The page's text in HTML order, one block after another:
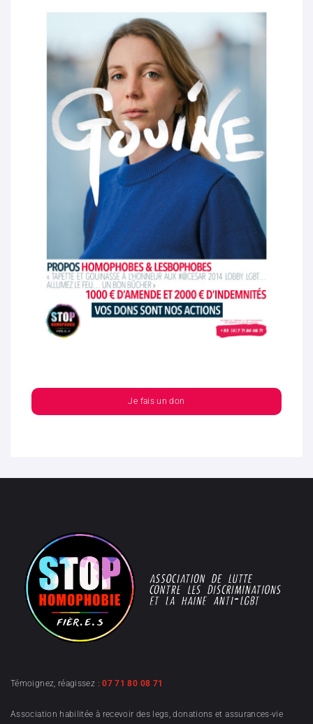
Je fais un don
Témoignez, réagissez :07 71 80 08 71
Association habilitée à recevoir des legs, donations et assurances-vie